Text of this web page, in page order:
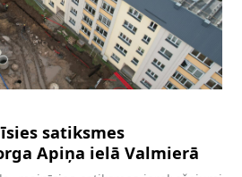
satiksmes
Apiņa ielā Valmierā